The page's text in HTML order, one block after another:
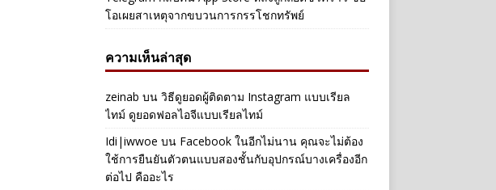
โอเผยสาเหตุจากขบวนการกรรโชกทรัพย์
ความเห็นล่าสุด
zeinab บน วิธีดูยอดผู้ติดตาม Instagram แบบเรียล
ไทม์ ดูยอดฟอลไอจีแบบเรียลไทม์
Idi|iwwoe บน Facebook ในอีกไม่นาน คุณจะไม่ต้อง
ใช้การยืนยันตัวตนแบบสองชั้นกับอุปกรณ์บางเครื่องอีก
ต่อไป คืออะไร